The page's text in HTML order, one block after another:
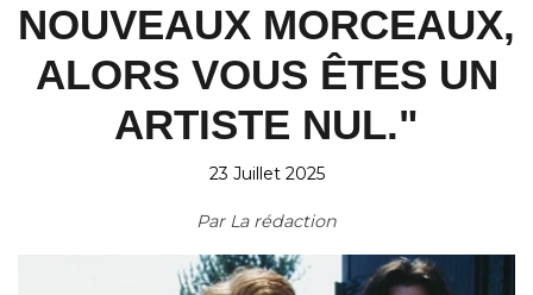
NOUVEAUX MORCEAUX,
ALORS VOUS ÊTES UN
ARTISTE NUL."
23 Juillet 2025
Par La rédaction